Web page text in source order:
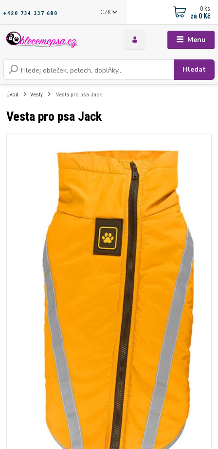
Menu
CZK
Hledat
+420 734 337 680
0 ks
za 0 Kč
Úvod Vesty Vesta pro psa Jack
Vesta pro psa Jack